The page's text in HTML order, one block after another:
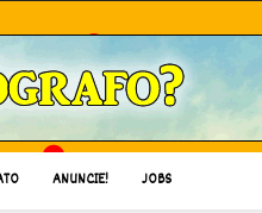
ANUNCIE! JOBS